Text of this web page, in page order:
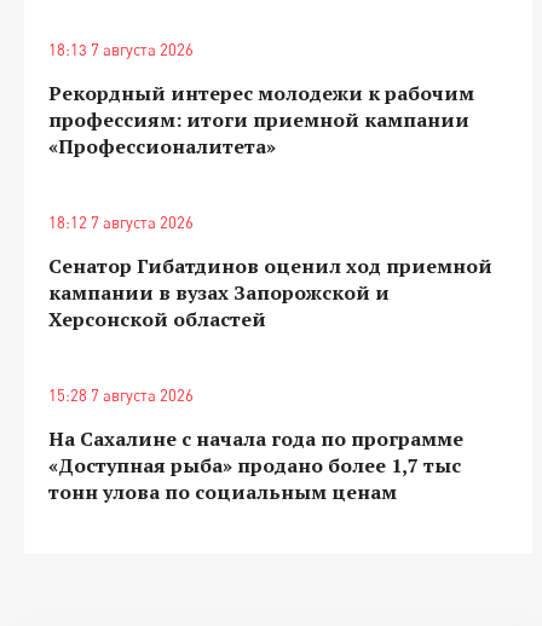
18:13 7 августа 2026
Рекордный интерес молодежи к рабочим
профессиям: итоги приемной кампании
«Профессионалитета»
18:12 7 августа 2026
Сенатор Гибатдинов оценил ход приемной
кампании в вузах Запорожской и
Херсонской областей
15:28 7 августа 2026
На Сахалине с начала года по программе
«Доступная рыба» продано более 1,7 тыс
тонн улова по социальным ценам